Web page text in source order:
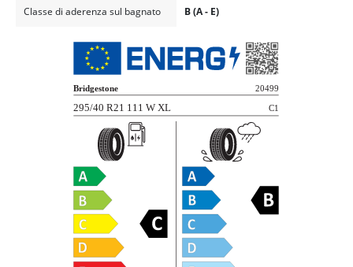
Classe di aderenza sul bagnato B (A - E)